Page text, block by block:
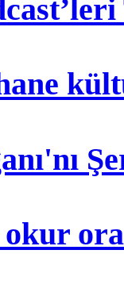
okur